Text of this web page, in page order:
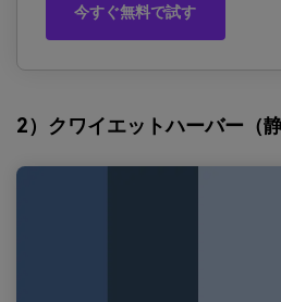
今すぐ無料で試す
2）クワイエットハーバー（静